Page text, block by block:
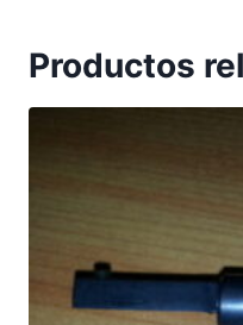
Productos